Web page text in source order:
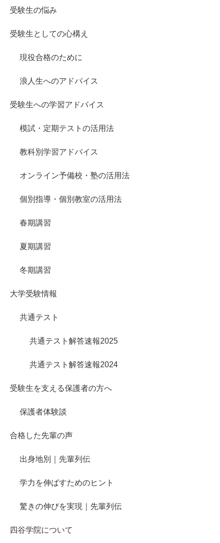
受験生の悩み
受験生としての心構え
現役合格のために
浪人生へのアドバイス
受験生への学習アドバイス
模試・定期テストの活用法
教科別学習アドバイス
オンライン予備校・塾の活用法
個別指導・個別教室の活用法
春期講習
夏期講習
冬期講習
大学受験情報
共通テスト
共通テスト解答速報2025
共通テスト解答速報2024
受験生を支える保護者の方へ
保護者体験談
合格した先輩の声
出身地別｜先輩列伝
学力を伸ばすためのヒント
驚きの伸びを実現｜先輩列伝
四谷学院について